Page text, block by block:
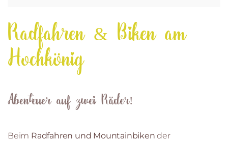
Radfahren & Biken am
Hochkönig
Abenteuer auf zwei Räder!
Beim Radfahren und Mountainbiken der